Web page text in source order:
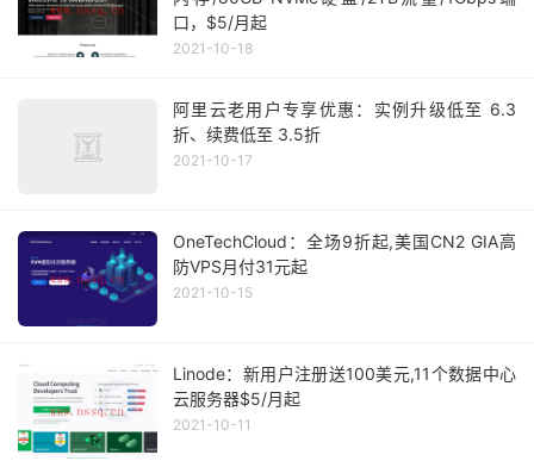
口，$5/月起
2021-10-18
阿里云老用户专享优惠：实例升级低至 6.3
折、续费低至 3.5折
2021-10-17
OneTechCloud：全场9折起,美国CN2 GIA高
防VPS月付31元起
2021-10-15
Linode：新用户注册送100美元,11个数据中心
云服务器$5/月起
2021-10-11